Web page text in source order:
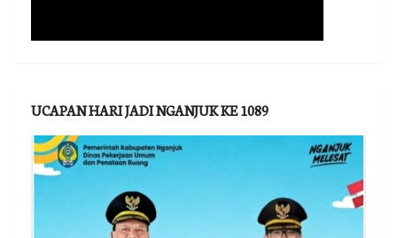
UCAPAN HARI JADI NGANJUK KE 1089